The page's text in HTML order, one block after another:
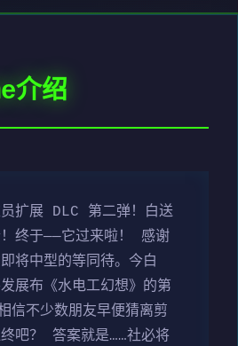
介绍
扩展 DLC 第二弹！白送
终于——它过来啦！ 感谢
将中型的等同待。今白
展布《水电工幻想》的第
不少数朋友早便猜离剪
吧？ 答案就是……社必将